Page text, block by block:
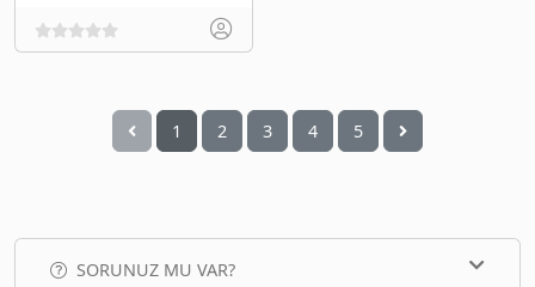
1 2 3 4 5
SORUNUZ MU VAR?